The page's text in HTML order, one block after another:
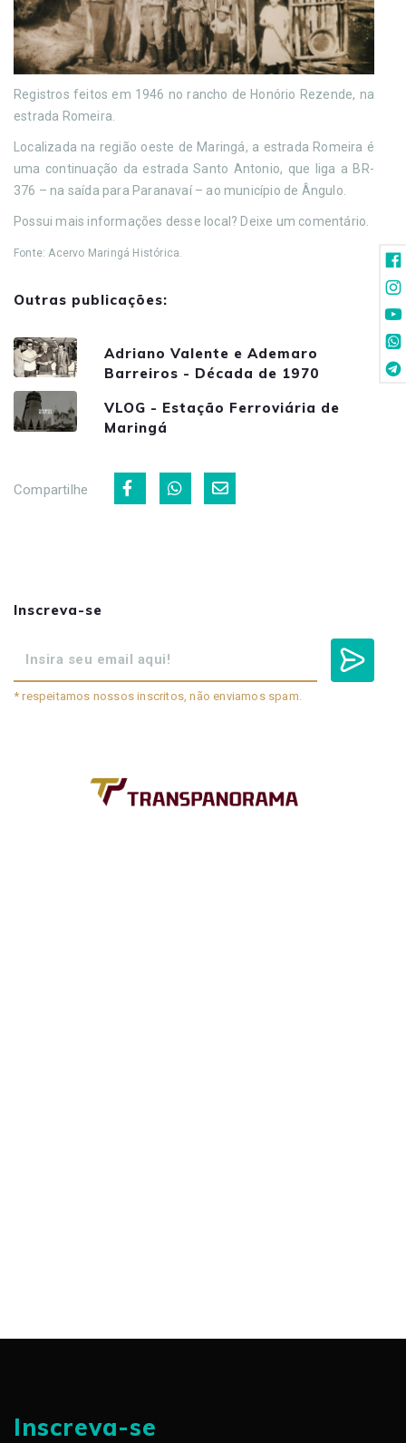
Registros feitos em 1946 no rancho de Honório Rezende, na
estrada Romeira.
Localizada na região oeste de Maringá, a estrada Romeira é
uma continuação da estrada Santo Antonio, que liga a BR-
376 – na saída para Paranavaí – ao município de Ângulo.
Possui mais informações desse local? Deixe um comentário.
Fonte: Acervo Maringá Histórica.
Outras publicações:
Adriano Valente e Ademaro
Barreiros - Década de 1970
VLOG - Estação Ferroviária de
Maringá
Compartilhe
Inscreva-se
* respeitamos nossos inscritos, não enviamos spam.
Inscreva-se